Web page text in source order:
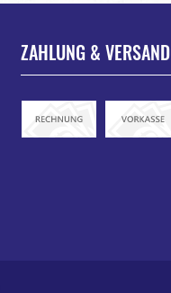
ZAHLUNG & VERSAND